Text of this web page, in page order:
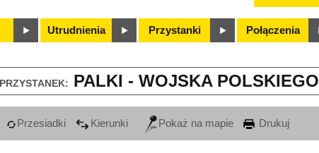
Utrudnienia Przystanki Połączenia
PRZYSTANEK: PALKI - WOJSKA
Przesiadki Kierunki Pokaż na mapie Drukuj